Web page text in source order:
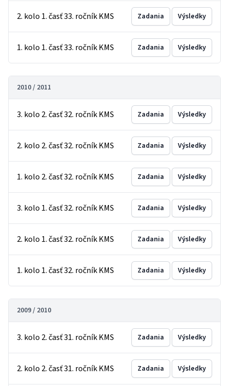
2. kolo 1. časť 33. ročník KMS Zadania Výsledky
1. kolo 1. časť 33. ročník KMS Zadania Výsledky
2010 / 2011
3. kolo 2. časť 32. ročník KMS Zadania Výsledky
2. kolo 2. časť 32. ročník KMS Zadania Výsledky
1. kolo 2. časť 32. ročník KMS Zadania Výsledky
3. kolo 1. časť 32. ročník KMS Zadania Výsledky
2. kolo 1. časť 32. ročník KMS Zadania Výsledky
1. kolo 1. časť 32. ročník KMS Zadania Výsledky
2009 / 2010
3. kolo 2. časť 31. ročník KMS Zadania Výsledky
2. kolo 2. časť 31. ročník KMS Zadania Výsledky